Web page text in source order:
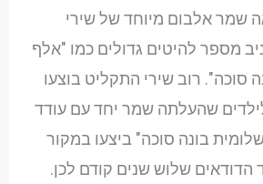
הוציאה שמר אלבום מיוחד של שירי
מספר להיטים גדולים כמו "אלף
סוכה". רוב שירי התקליט בוצעו
שהעלתה שמר יחד עם עודד
בונה סוכה" ביצעו במקור
הדודאים שלוש שנים קודם לכן.